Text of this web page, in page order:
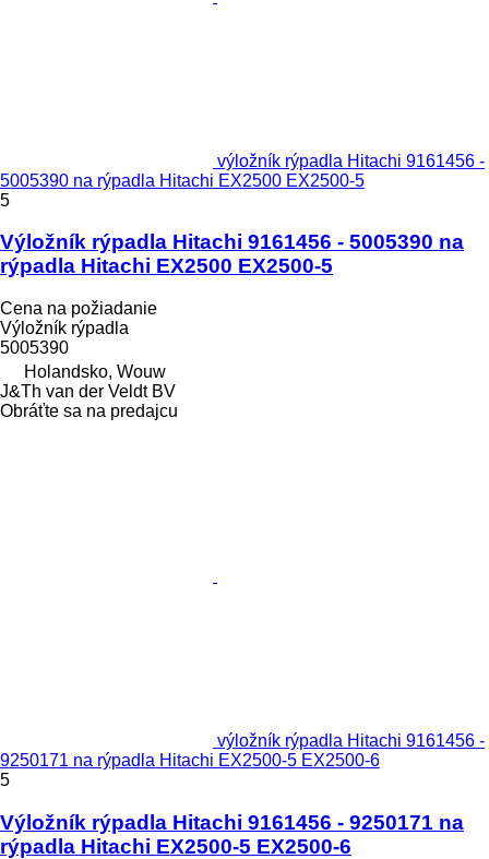
výložník rýpadla Hitachi 9161456 -
5005390 na rýpadla Hitachi EX2500 EX2500-5
5
Výložník rýpadla Hitachi 9161456 - 5005390 na
rýpadla Hitachi EX2500 EX2500-5
Cena na požiadanie
Výložník rýpadla
5005390
Holandsko, Wouw
J&Th van der Veldt BV
Obráťte sa na predajcu
výložník rýpadla Hitachi 9161456 -
9250171 na rýpadla Hitachi EX2500-5 EX2500-6
5
Výložník rýpadla Hitachi 9161456 - 9250171 na
rýpadla Hitachi EX2500-5 EX2500-6